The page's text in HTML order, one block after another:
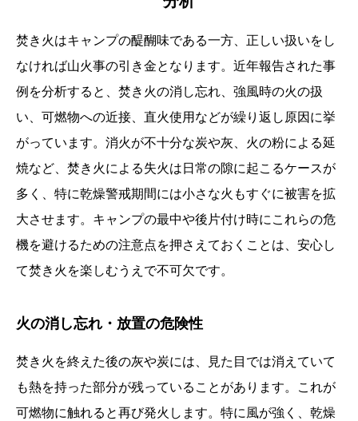
焚き火はキャンプの醍醐味である一方、正しい扱いをし
なければ山火事の引き金となります。近年報告された事
例を分析すると、焚き火の消し忘れ、強風時の火の扱
い、可燃物への近接、直火使用などが繰り返し原因に挙
がっています。消火が不十分な炭や灰、火の粉による延
焼など、焚き火による失火は日常の隙に起こるケースが
多く、特に乾燥警戒期間には小さな火もすぐに被害を拡
大させます。キャンプの最中や後片付け時にこれらの危
機を避けるための注意点を押さえておくことは、安心し
て焚き火を楽しむうえで不可欠です。
火の消し忘れ・放置の危険性
焚き火を終えた後の灰や炭には、見た目では消えていて
も熱を持った部分が残っていることがあります。これが
可燃物に触れると再び発火します。特に風が強く、乾燥